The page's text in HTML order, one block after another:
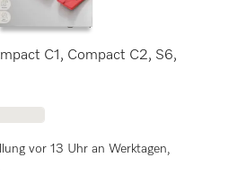
Bewertungen)
C1, Compact C2, S6,
vor 13 Uhr an Werktagen,